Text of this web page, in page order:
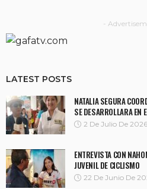
-
LATEST POSTS
NATALIA SEGURA
SE DESARROLLARA EN
2 De Julio De 2026
ENTREVISTA CON
JUVENIL DE CICLISMO
22 De Junio De